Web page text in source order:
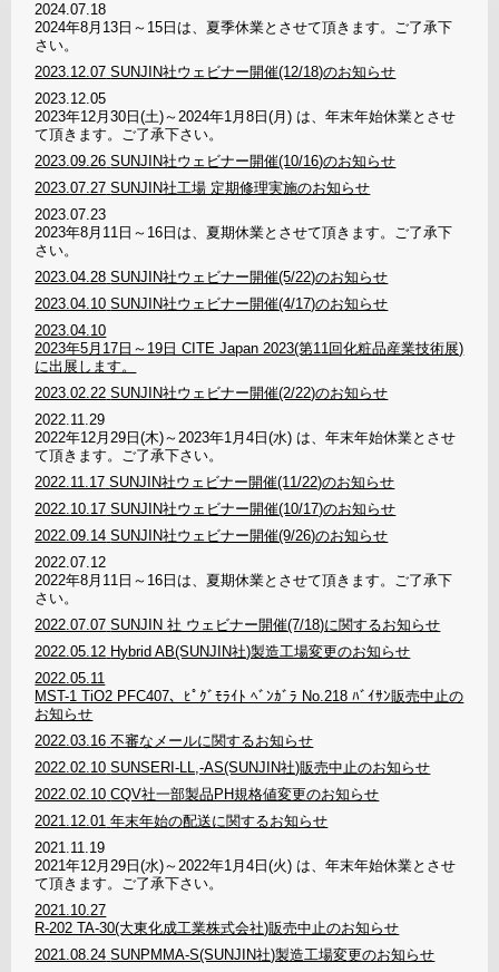
2024.07.18
2024年8月13日～15日は、夏季休業とさせて頂きます。ご了承下
さい。
2023.12.07 SUNJIN社ウェビナー開催(12/18)のお知らせ
2023.12.05
2023年12月30日(土)～2024年1月8日(月) は、年末年始休業とさせ
て頂きます。ご了承下さい。
2023.09.26 SUNJIN社ウェビナー開催(10/16)のお知らせ
2023.07.27 SUNJIN社工場 定期修理実施のお知らせ
2023.07.23
2023年8月11日～16日は、夏期休業とさせて頂きます。ご了承下
さい。
2023.04.28 SUNJIN社ウェビナー開催(5/22)のお知らせ
2023.04.10 SUNJIN社ウェビナー開催(4/17)のお知らせ
2023.04.10
2023年5月17日～19日 CITE Japan 2023(第11回化粧品産業技術展)
に出展します。
2023.02.22 SUNJIN社ウェビナー開催(2/22)のお知らせ
2022.11.29
2022年12月29日(木)～2023年1月4日(水) は、年末年始休業とさせ
て頂きます。ご了承下さい。
2022.11.17 SUNJIN社ウェビナー開催(11/22)のお知らせ
2022.10.17 SUNJIN社ウェビナー開催(10/17)のお知らせ
2022.09.14 SUNJIN社ウェビナー開催(9/26)のお知らせ
2022.07.12
2022年8月11日～16日は、夏期休業とさせて頂きます。ご了承下
さい。
2022.07.07 SUNJIN 社 ウェビナー開催(7/18)に関するお知らせ
2022.05.12 Hybrid AB(SUNJIN社)製造工場変更のお知らせ
2022.05.11
MST-1 TiO2 PFC407、ﾋﾟｸﾞﾓﾗｲﾄ ﾍﾞﾝｶﾞﾗ No.218 ﾊﾞｲｻﾝ販売中止の
お知らせ
2022.03.16 不審なメールに関するお知らせ
2022.02.10 SUNSERI-LL,-AS(SUNJIN社)販売中止のお知らせ
2022.02.10 CQV社一部製品PH規格値変更のお知らせ
2021.12.01 年末年始の配送に関するお知らせ
2021.11.19
2021年12月29日(水)～2022年1月4日(火) は、年末年始休業とさせ
て頂きます。ご了承下さい。
2021.10.27
R-202 TA-30(大東化成工業株式会社)販売中止のお知らせ
2021.08.24 SUNPMMA-S(SUNJIN社)製造工場変更のお知らせ